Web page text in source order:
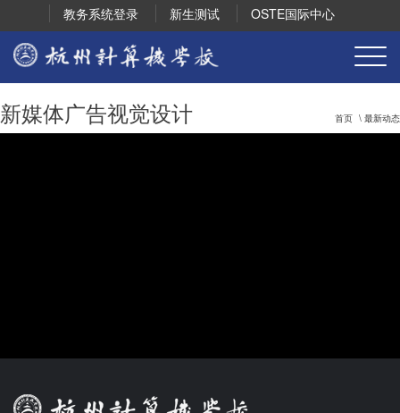
教务系统登录 新生测试 OSTE国际中心
新媒体广告视觉设计 首页 \ 最新动态